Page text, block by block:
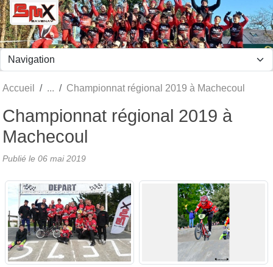
Accueil Championnat régional 2019 à Machecoul
Championnat régional 2019 à
Machecoul
Publié le 06 mai 2019
Panneau de gestion des cookies